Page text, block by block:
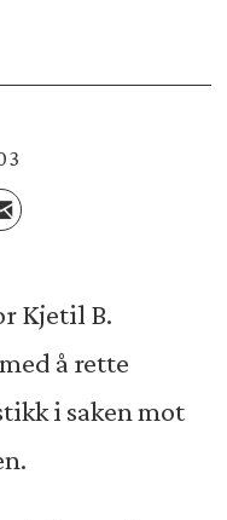
Kjetil B.
med å rette
i saken mot